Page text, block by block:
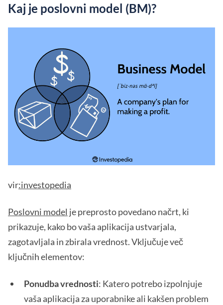
Kaj je poslovni model (BM)?
vir:investopedia
Poslovni model je preprosto povedano načrt, ki
prikazuje, kako bo vaša aplikacija ustvarjala,
zagotavljala in zbirala vrednost. Vključuje več
ključnih elementov:
Ponudba vrednosti: Katero potrebo izpolnjuje
vaša aplikacija za uporabnike ali kakšen problem